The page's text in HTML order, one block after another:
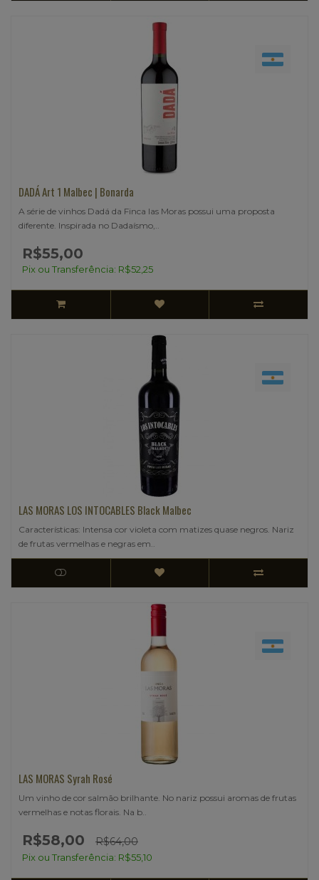
DADÁ Art 1 Malbec | Bonarda
A série de vinhos Dadá da Finca las Moras possui uma proposta
diferente. Inspirada no Dadaísmo,..
R$55,00
Pix ou Transferência: R$52,25
LAS MORAS LOS INTOCABLES Black Malbec
Características: Intensa cor violeta com matizes quase negros. Nariz
de frutas vermelhas e negras em..
LAS MORAS Syrah Rosé
Um vinho de cor salmão brilhante. No nariz possui aromas de frutas
vermelhas e notas florais. Na b..
R$58,00 R$64,00
Pix ou Transferência: R$55,10